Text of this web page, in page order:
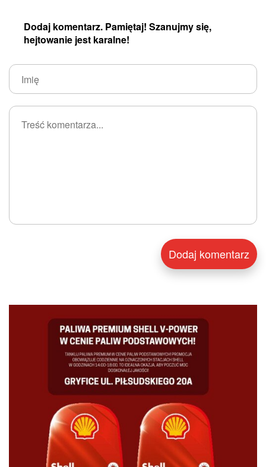
Dodaj komentarz. Pamiętaj! Szanujmy się,
hejtowanie jest karalne!